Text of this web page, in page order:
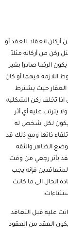
أركان انعقاد العقد أو
من أركانه مثلاً
الرضا صادراً بغير
اللازمه فيهما أو كان
العقار حيث يشترط
اذا تخلف ركن الشكليه
يترتب عليه أي أثر
ويكون لكل شخص له
ذاتها ومع ذلك قد
الظاهر والثقه
بأثر رجعي من وقت
فإنه يجب
الحال الى ما كانت
عليه قبل التعاقد
العقد من العقود